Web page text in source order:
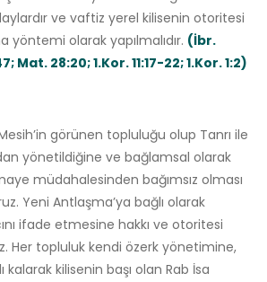
ve vaftiz yerel kilisenin otoritesi
yöntemi olarak yapılmalıdır. (İbr.
Mat. 28:20; 1.Kor. 11:17-22; 1.Kor. 1:2)
görünen topluluğu olup Tanrı ile
yönetildiğine ve bağlamsal olarak
müdahalesinden bağımsız olması
Yeni Antlaşma’ya bağlı olarak
ifade etmesine hakkı ve otoritesi
Her topluluk kendi özerk yönetimine,
kalarak kilisenin başı olan Rab İsa